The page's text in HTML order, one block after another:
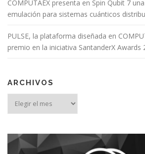
COMPUTAEX presenta en Spin Qubit 7
emulación para sistemas cuánticos
PULSE, la plataforma diseñada en
premio en la iniciativa SantanderX Awards
ARCHIVOS